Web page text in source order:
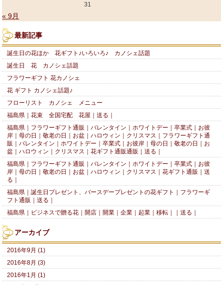
31
« 9月
最新記事
誕生日の花ほか 花ギフト♪いろいろ♪ カノシェ話題
誕生日 花 カノシェ話題
フラワーギフト 花カノシェ
花 ギフト カノシェ話題♪
フローリスト カノシェ メニュー
福島県｜花束 全国宅配 花屋｜送る｜
福島県｜フラワーギフト通販｜バレンタイン｜ホワイトデー｜卒業式｜お彼
岸｜母の日｜敬老の日｜お盆｜ハロウィン｜クリスマス｜フラワーギフト通
販｜バレンタイン｜ホワイトデー｜卒業式｜お彼岸｜母の日｜敬老の日｜お
盆｜ハロウィン｜クリスマス｜花ギフト通販通販｜送る｜
福島県｜フラワーギフト通販｜バレンタイン｜ホワイトデー｜卒業式｜お彼
岸｜母の日｜敬老の日｜お盆｜ハロウィン｜クリスマス｜花ギフト通販｜送
る｜
福島県｜誕生日プレゼント、バースデープレゼントの花ギフト｜フラワーギ
フト通販｜送る｜
福島県｜ビジネスで贈る花｜開店｜開業｜企業｜起業｜移転｜｜送る｜
アーカイブ
2016年9月 (1)
2016年8月 (3)
2016年1月 (1)